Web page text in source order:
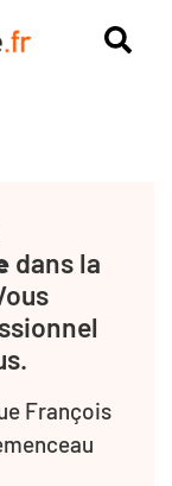
dans la
François